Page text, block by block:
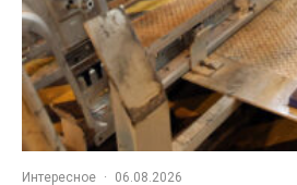
Интересное · 06.08.2026